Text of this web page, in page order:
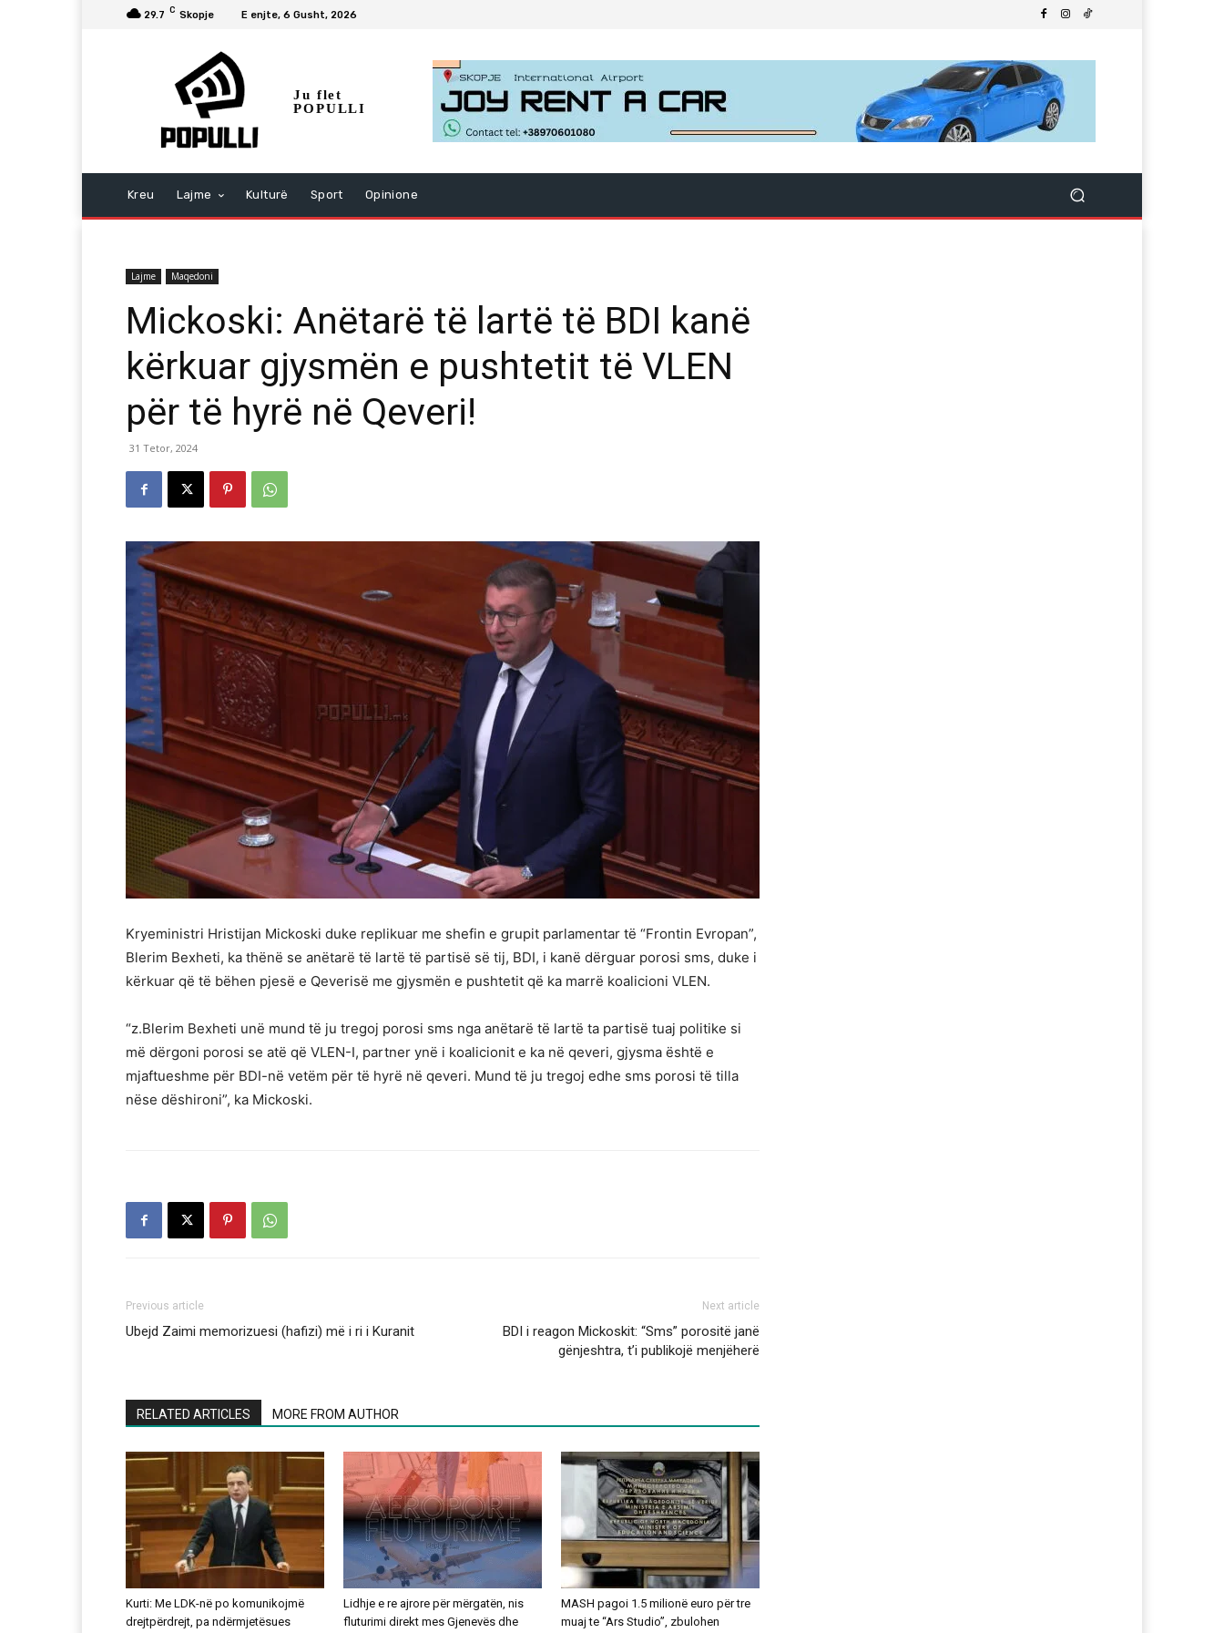
29.7 C Skopje E enjte, 6 Gusht, 2026
Ju flet
POPULLI
Kreu Lajme Kulturë Sport Opinione
Lajme Maqedoni
Mickoski: Anëtarë të lartë të BDI kanë
kërkuar gjysmën e pushtetit të VLEN
për të hyrë në Qeveri!
31 Tetor, 2024
Kryeministri Hristijan Mickoski duke replikuar me shefin e grupit parlamentar të “Frontin Evropan”,
Blerim Bexheti, ka thënë se anëtarë të lartë të partisë së tij, BDI, i kanë dërguar porosi sms, duke i
kërkuar që të bëhen pjesë e Qeverisë me gjysmën e pushtetit që ka marrë koalicioni VLEN.
“z.Blerim Bexheti unë mund të ju tregoj porosi sms nga anëtarë të lartë ta partisë tuaj politike si
më dërgoni porosi se atë që VLEN-I, partner ynë i koalicionit e ka në qeveri, gjysma është e
mjaftueshme për BDI-në vetëm për të hyrë në qeveri. Mund të ju tregoj edhe sms porosi të tilla
nëse dëshironi”, ka Mickoski.
Previous article
Ubejd Zaimi memorizuesi (hafizi) më i ri i Kuranit
Next article
BDI i reagon Mickoskit: “Sms” porositë janë
gënjeshtra, t’i publikojë menjëherë
RELATED ARTICLES MORE FROM AUTHOR
Kurti: Me LDK-në po komunikojmë
drejtpërdrejt, pa ndërmjetësues
Lidhje e re ajrore për mërgatën, nis
fluturimi direkt mes Gjenevës dhe
MASH pagoi 1.5 milionë euro për tre
muaj te “Ars Studio”, zbulohen